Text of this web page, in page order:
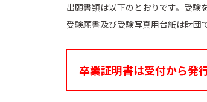
出願書類は以下のとおりです。受験
受験願書及び受験写真用台紙は財団
卒業証明書は受付から発